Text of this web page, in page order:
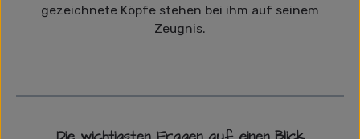
gezeichnete Köpfe stehen bei ihm auf seinem
Zeugnis.